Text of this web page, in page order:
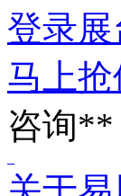
登录
马上抢
咨询**